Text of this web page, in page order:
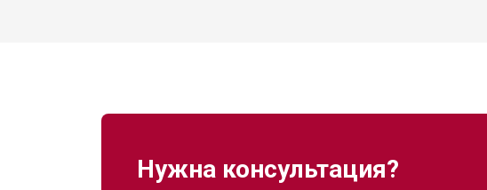
Нужна консультация?